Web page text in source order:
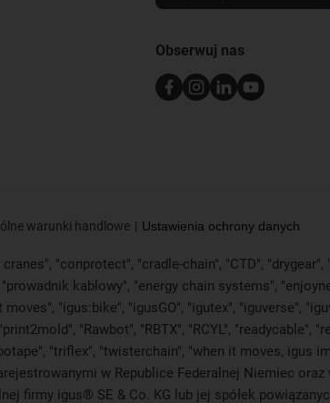
Obserwuj nas
warunki handlowe Ustawienia ochrony danych
"conprotect", "cradle-chain", "CTD",
kablowy", "energy chain systems",
"igus:bike", "igusGO", "igutex", "iguverse",
"Rawbot", "RBTX", "RCYL", "readycable",
"triflex", "twisterchain", "when it moves, igus
w Republice Federalnej Niemiec
firmy igus® SE & Co. KG lub jej spółek